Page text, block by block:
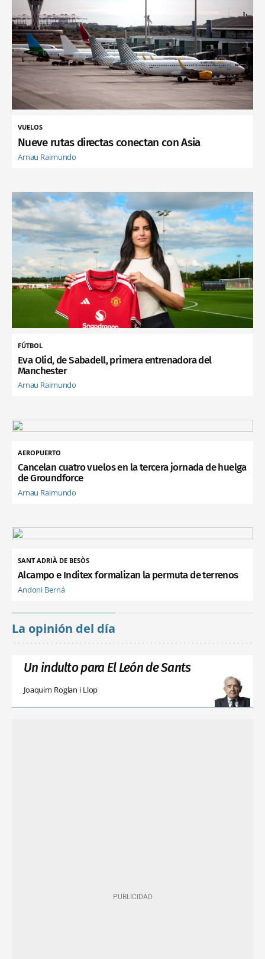
VUELOS
Nueve rutas directas conectan con Asia
Arnau Raimundo
FÚTBOL
Eva Olid, de Sabadell, primera entrenadora del
Manchester
Arnau Raimundo
AEROPUERTO
Cancelan cuatro vuelos en la tercera jornada de huelga
de Groundforce
Arnau Raimundo
SANT ADRIÀ DE BESÒS
Alcampo e Inditex formalizan la permuta de terrenos
Andoni Berná
La opinión del día
Un indulto para El León de Sants
Joaquim Roglan i Llop